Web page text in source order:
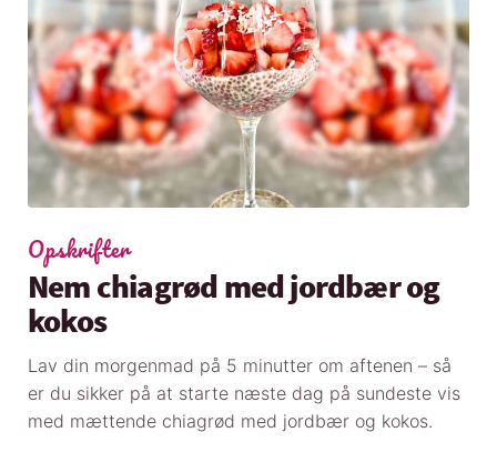
Opskrifter
Nem chiagrød med jordbær og
kokos
Lav din morgenmad på 5 minutter om aftenen – så
er du sikker på at starte næste dag på sundeste vis
med mættende chiagrød med jordbær og kokos.